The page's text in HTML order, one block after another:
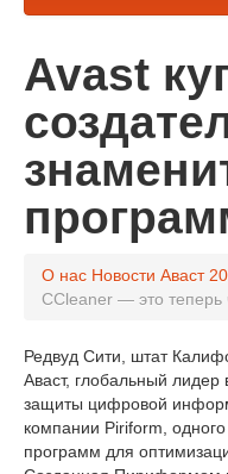
Avast
О нас Новости Аваст
CСleaner — это теперь
Редвуд Сити, штат
Аваст, глобальный лидер
защиты цифровой
компании Piriform,
программ для